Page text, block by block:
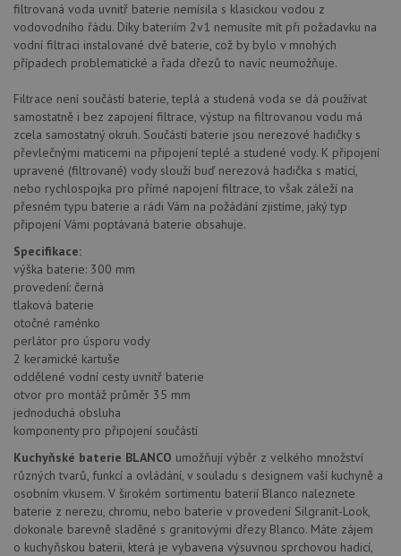
filtrovaná voda uvnitř baterie nemísila s klasickou vodou z
vodovodního řádu. Díky bateriím 2v1 nemusíte mít při požadavku na
vodní filtraci instalované dvě baterie, což by bylo v mnohých
případech problematické a řada dřezů to navíc neumožňuje.
Filtrace není součástí baterie, teplá a studená voda se dá používat
samostatně i bez zapojení filtrace, výstup na filtrovanou vodu má
zcela samostatný okruh. Součástí baterie jsou nerezové hadičky s
převlečnými maticemi na připojení teplé a studené vody. K připojení
upravené (filtrované) vody slouží buď nerezová hadička s maticí,
nebo rychlospojka pro přímé napojení filtrace, to však záleží na
přesném typu baterie a rádi Vám na požádání zjistíme, jaký typ
připojení Vámi poptávaná baterie obsahuje.
Specifikace:
výška baterie: 300 mm
provedení: černá
tlaková baterie
otočné raménko
perlátor pro úsporu vody
2 keramické kartuše
oddělené vodní cesty uvnitř baterie
otvor pro montáž průměr 35 mm
jednoduchá obsluha
komponenty pro připojení součástí
Kuchyňské baterie BLANCO umožňují výběr z velkého množství
různých tvarů, funkcí a ovládání, v souladu s designem vaší kuchyně a
osobním vkusem. V širokém sortimentu baterií Blanco naleznete
baterie z nerezu, chromu, nebo baterie v provedení Silgranit-Look,
dokonale barevně sladěné s granitovými dřezy Blanco. Máte zájem
o kuchyňskou baterii, která je vybavena výsuvnou sprchovou hadicí,